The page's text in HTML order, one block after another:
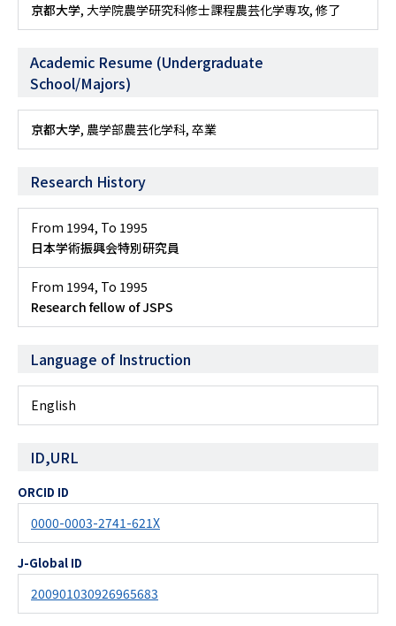
京都大学, 大学院農学研究科修士課程農芸化学専攻, 修了
Academic Resume (Undergraduate
School/Majors)
京都大学, 農学部農芸化学科, 卒業
Research History
From 1994, To 1995
日本学術振興会特別研究員
From 1994, To 1995
Research fellow of JSPS
Language of Instruction
English
ID,URL
ORCID ID
0000-0003-2741-621X
J-Global ID
200901030926965683